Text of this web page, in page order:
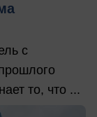
с
то, что ...